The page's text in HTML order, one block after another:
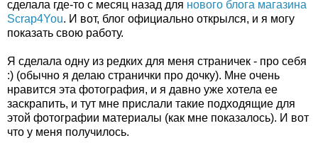
сделала где-то с месяц назад для нового блога магазина
Scrap4You. И вот, блог официально открылся, и я могу
показать свою работу.
Я сделала одну из редких для меня страничек - про себя
:) (обычно я делаю странички про дочку). Мне очень
нравится эта фотография, и я давно уже хотела ее
заскрапить, и тут мне прислали такие подходящие для
этой фотографии материалы (как мне показалось). И вот
что у меня получилось.